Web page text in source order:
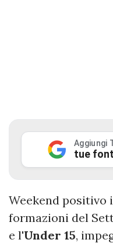
Aggiungi
tue
Weekend positivo
formazioni del
e l'Under 15,